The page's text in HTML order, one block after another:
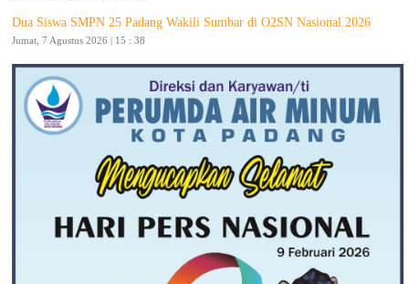
Dua Siswa SMPN 25 Padang Wakili Sumbar di O2SN Nasional 2026
Jumat, 7 Agustus 2026 | 15 : 38